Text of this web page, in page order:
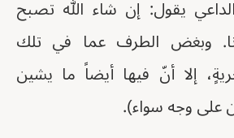
يقول: إن شاء الله تصبح
وبغض الطرف عما في تلك
إلا أنّ فيها أيضاً ما يشين
على وجه سواء).